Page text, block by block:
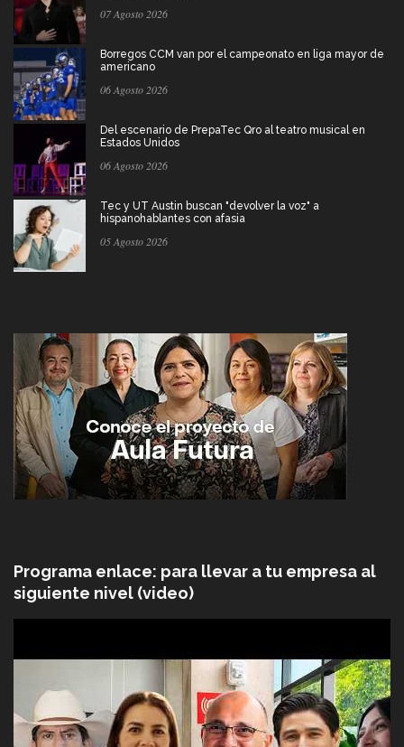
07 Agosto 2026
Borregos CCM van por el campeonato en liga mayor de
americano
06 Agosto 2026
Del escenario de PrepaTec Qro al teatro musical en
Estados Unidos
06 Agosto 2026
Tec y UT Austin buscan "devolver la voz" a
hispanohablantes con afasia
05 Agosto 2026
Programa enlace: para llevar a tu empresa al
siguiente nivel (video)